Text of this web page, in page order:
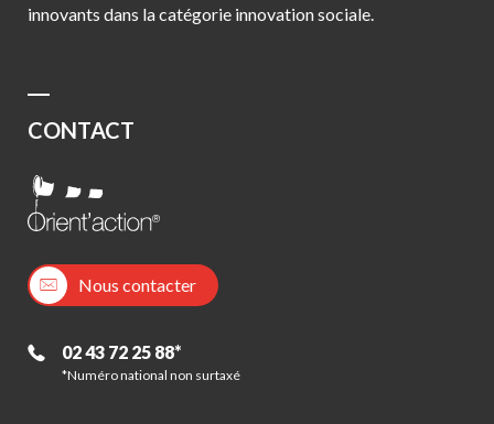
innovants dans la catégorie innovation sociale.
CONTACT
Nous contacter
02 43 72 25 88*
*Numéro national non surtaxé